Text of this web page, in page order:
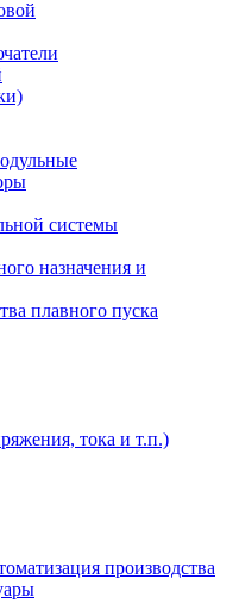
системы
назначения и
плавного пуска
тока и т.п.)
производства